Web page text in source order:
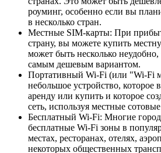
роуминг, особенно если вы
в несколько стран.
Местные SIM-карты: При
страну, вы можете купить
может быть несколько неудобно,
самым дешевым вариантом.
Портативный Wi-Fi (или "Wi-Fi
небольшое устройство, которое
аренду или купить и которое
сеть, используя местные
Бесплатный Wi-Fi: Многие
бесплатные Wi-Fi зоны в
местах, ресторанах, отелях,
некоторых общественных